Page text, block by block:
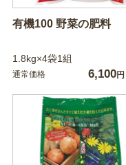
有機100 野菜の肥料
1.8kg×4袋1組
通常価格 6,100円